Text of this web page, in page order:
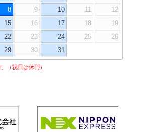
8 9 10 11
12
15 16 17 18
19
22 23 24 25
26
29 30 31
（祝日は休刊）